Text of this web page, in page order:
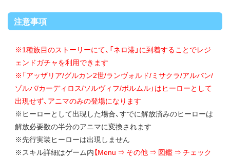
注意事項
※1種族目のストーリーにて、「ネロ港」に到着することでレジ
ェンドガチャを利用できます
※「アッザリア/グルカン2世/ランヴォルド/ミサクラ/アルバン/
ゾルバ/カーディロス/ソルヴィフ/ポルムル」はヒーローとして
出現せず、アニマのみの登場になります
※ヒーローとして出現した場合、すでに解放済みのヒーローは
解放必要数の半分のアニマに変換されます
※先行実装ヒーローは出現しません
※スキル詳細はゲーム内【Menu ⇒ その他 ⇒ 図鑑 ⇒ チェック